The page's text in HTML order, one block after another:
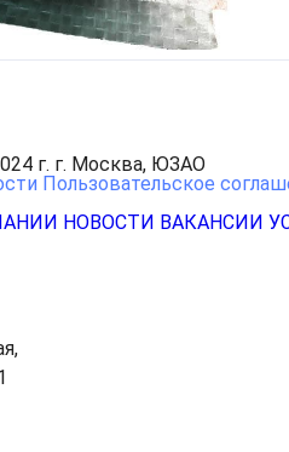
г. г. Москва, ЮЗАО
Пользовательское
НОВОСТИ ВАКАНСИИ